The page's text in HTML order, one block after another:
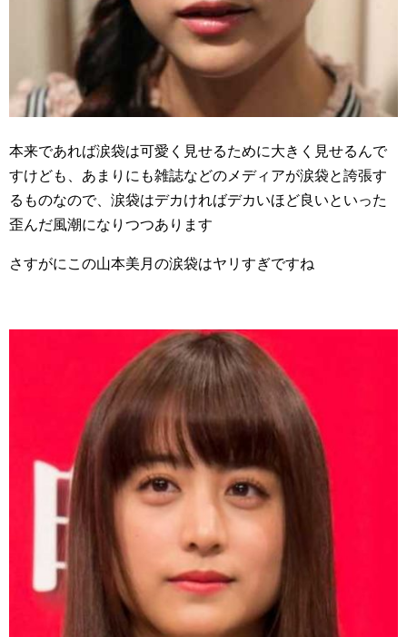
本来であれば涙袋は可愛く見せるために大きく見せるんで
すけども、あまりにも雑誌などのメディアが涙袋と誇張す
るものなので、涙袋はデカければデカいほど良いといった
歪んだ風潮になりつつあります
さすがにこの山本美月の涙袋はヤリすぎですね